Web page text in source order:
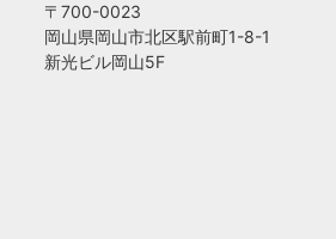
〒700-0023
岡山県岡山市北区駅前町1-8-1
新光ビル岡山5F